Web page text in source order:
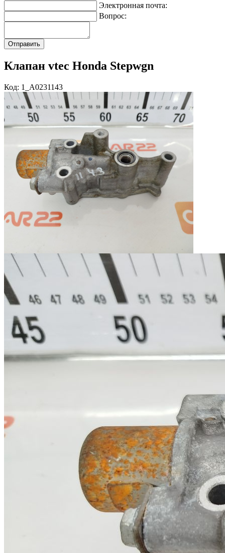
Электронная почта:
Вопрос:
Клапан vtec Honda Stepwgn
Код: 1_A0231143